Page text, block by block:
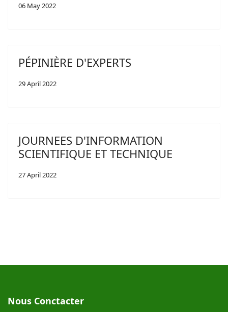
06 May 2022
PÉPINIÈRE D'EXPERTS
29 April 2022
JOURNEES D'INFORMATION
SCIENTIFIQUE ET TECHNIQUE
27 April 2022
Nous Conctacter